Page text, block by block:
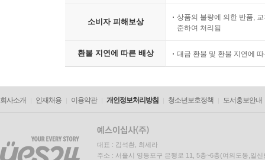
소비자 피해보상
상품의 불량에 의한 반품,
준하여 처리됨
환불 지연에 따른 배상 대금 환불 및 환불 지연에
회사소개 인재채용 이용약관 개인정보처리방침 청소년보호정책 도서홍보안내
대표 : 김석환, 최세라
주소 : 서울시 영등포구 은행로 11, 5층~6층(여의도동,일신